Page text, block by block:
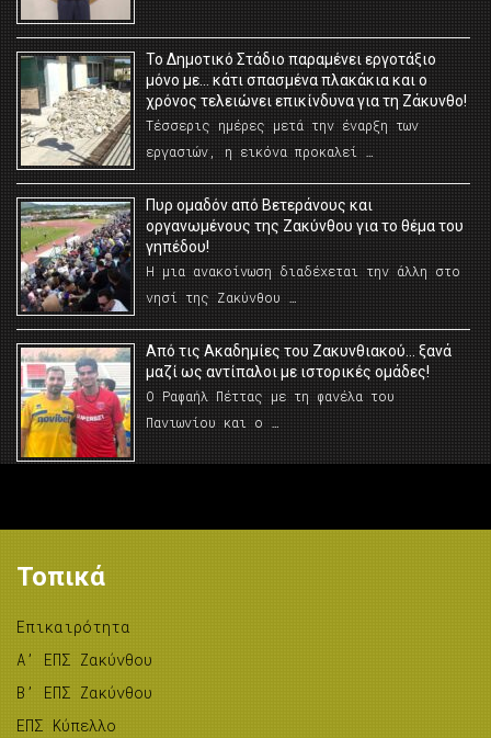
Το Δημοτικό Στάδιο παραμένει εργοτάξιο
μόνο με… κάτι σπασμένα πλακάκια και ο
χρόνος τελειώνει επικίνδυνα για τη Ζάκυνθο!
Τέσσερις ημέρες μετά την έναρξη των
εργασιών, η εικόνα προκαλεί …
Πυρ ομαδόν από Βετεράνους και
οργανωμένους της Ζακύνθου για το θέμα του
γηπέδου!
Η μια ανακοίνωση διαδέχεται την άλλη στο
νησί της Ζακύνθου …
Από τις Ακαδημίες του Ζακυνθιακού… ξανά
μαζί ως αντίπαλοι με ιστορικές ομάδες!
Ο Ραφαήλ Πέττας με τη φανέλα του
Πανιωνίου και ο …
Τοπικά
Επικαιρότητα
A’ ΕΠΣ Ζακύνθου
B’ ΕΠΣ Ζακύνθου
ΕΠΣ Κύπελλο